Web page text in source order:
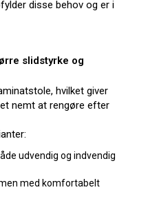
disse behov og er i
slidstyrke og
hvilket giver
nemt at rengøre efter
udvendig og indvendig
med komfortabelt